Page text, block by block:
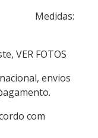
Medidas:
VER FOTOS
envios
com